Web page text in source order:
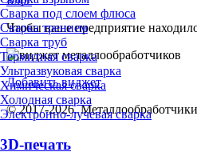
Сварка под слоем флюса
Сварка трением
Сварка труб
Термитная сварка
Ультразвуковая сварка
Химическая сварка
Холодная сварка
Электронно-лучевая сварка
3D-печать
Чтобы ваше предприятие
Добавить виджет
© 2017-2026.